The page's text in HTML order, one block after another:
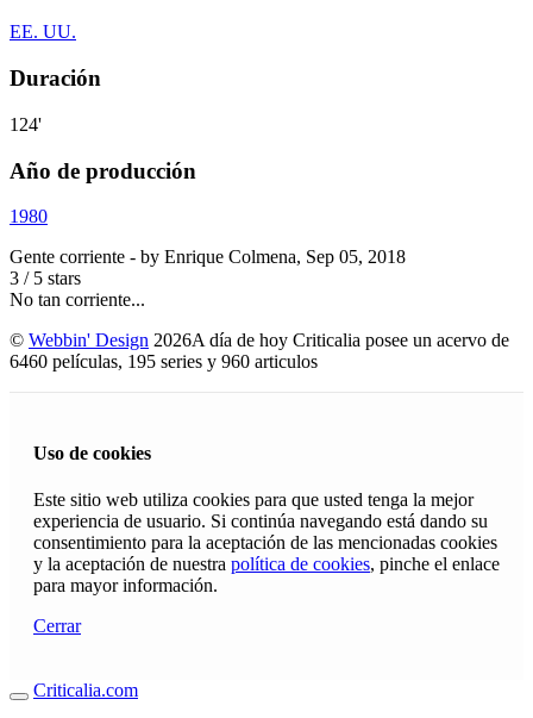
EE. UU.
Duración
124'
Año de producción
1980
Gente corriente - by Enrique Colmena, Sep 05, 2018
3 / 5 stars
No tan corriente...
© Webbin' Design 2026A día de hoy Criticalia posee un acervo de
6460 películas, 195 series y 960 articulos
Uso de cookies
Este sitio web utiliza cookies para que usted tenga la mejor
experiencia de usuario. Si continúa navegando está dando su
consentimiento para la aceptación de las mencionadas cookies
y la aceptación de nuestra política de cookies, pinche el enlace
para mayor información.
Cerrar
Criticalia.com